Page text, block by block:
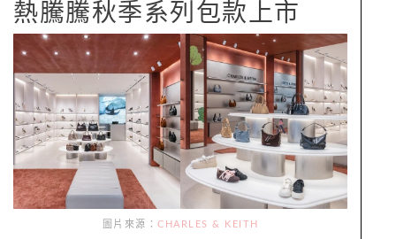
熱騰騰秋季系列包款上市
圖片來源： CHARLES & KEITH